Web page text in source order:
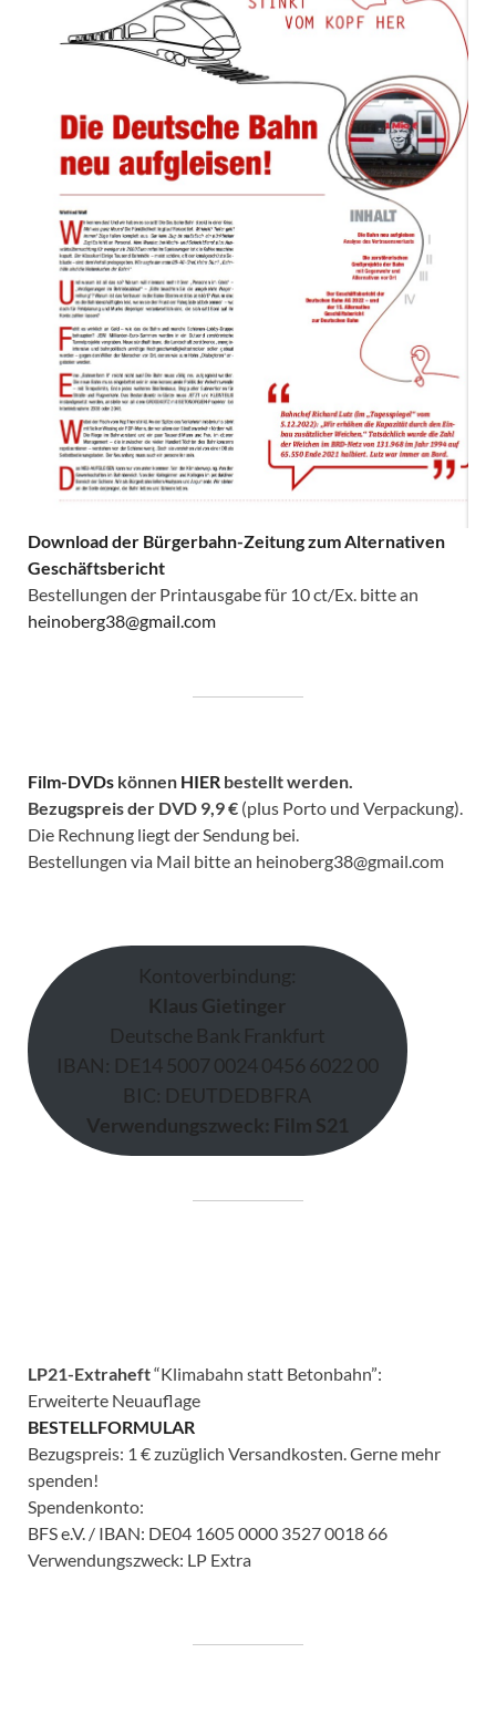
Download der Bürgerbahn-Zeitung zum Alternativen
Geschäftsbericht
Bestellungen der Printausgabe für 10 ct/Ex. bitte an
heinoberg38@gmail.com
Film-DVDs können HIER bestellt werden.
Bezugspreis der DVD 9,9 € (plus Porto und Verpackung).
Die Rechnung liegt der Sendung bei.
Bestellungen via Mail bitte an heinoberg38@gmail.com
Kontoverbindung:
Klaus Gietinger
Deutsche Bank Frankfurt
IBAN: DE14 5007 0024 0456 6022 00
BIC: DEUTDEDBFRA
Verwendungszweck: Film S21
LP21-Extraheft“Klimabahn statt Betonbahn”:
Erweiterte Neuauflage
BESTELLFORMULAR
Bezugspreis: 1 € zuzüglich Versandkosten. Gerne mehr
spenden!
Spendenkonto:
BFS e.V. / IBAN: DE04 1605 0000 3527 0018 66
Verwendungszweck: LP Extra